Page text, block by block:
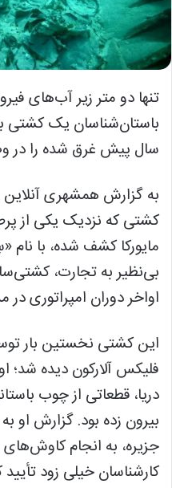
تنها دو متر زیر آب‌های
سال پیش غرق شده را در
به گزارش همشهری آنلاین
کشتی که نزدیک یکی از
مایورکا کشف شده، با
بی‌نظیر به تجارت،
اواخر دوران امپراتوری
این کشتی نخستین بار
فلیکس آلارکون دیده
دریا، قطعاتی از چوب
بیرون زده بود. گزارش او
جزیره، به انجام کاوش‌های